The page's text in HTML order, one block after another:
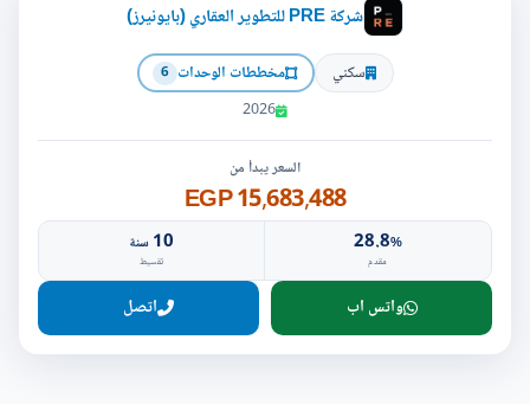
شركة PRE للتطوير العقاري (بايونيرز)
سكني مخططات الوحدات 6
2026
السعر يبدأ من
15,683,488 EGP
28.8%
مقدم
10 سنة
تقسيط
واتس اب اتصل